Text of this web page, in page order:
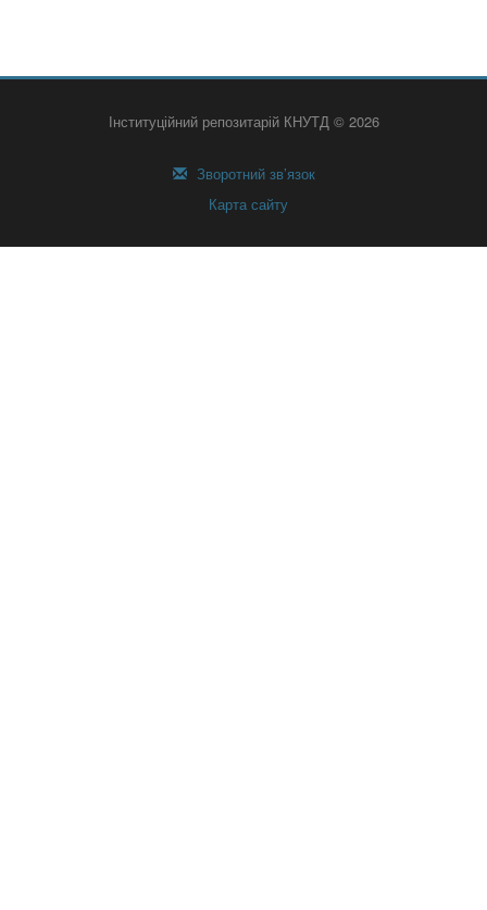
Інституційний репозитарій КНУТД © 2026
Зворотний зв’язок
Карта сайту